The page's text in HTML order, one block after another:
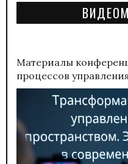
Материалы
процессов